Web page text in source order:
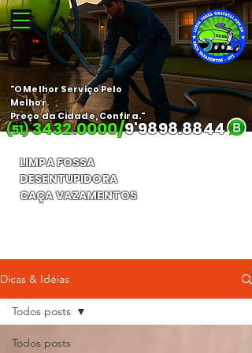
(51) 3432.0000/9'9898.8844
"O Melhor Serviço Pelo
Melhor
Preço da Cidade, Confira."
LIMPA FOSSA
DESENTUPIDORA
CAÇA VAZAMENTOS
Dicas & Idéias
Todos posts
Todos posts